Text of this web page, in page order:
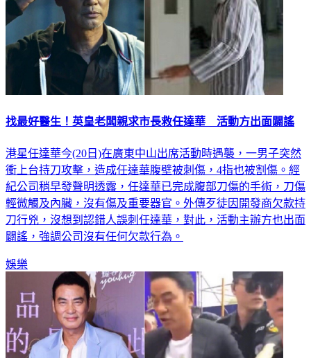
找最好醫生！英皇老闆親求市長救任達華 活動方出面闢謠
港星任達華今(20日)在廣東中山出席活動時遇襲，一男子突然
衝上台持刀攻擊，造成任達華腹壁被刺傷，4指也被割傷。經
紀公司稍早發聲明透露，任達華已完成腹部刀傷的手術，刀傷
輕微觸及內臟，沒有傷及重要器官。外傳歹徒因開發商欠款持
刀行兇，沒想到認錯人誤刺任達華，對此，活動主辦方也出面
闢謠，強調公司沒有任何欠款行為。
娛樂